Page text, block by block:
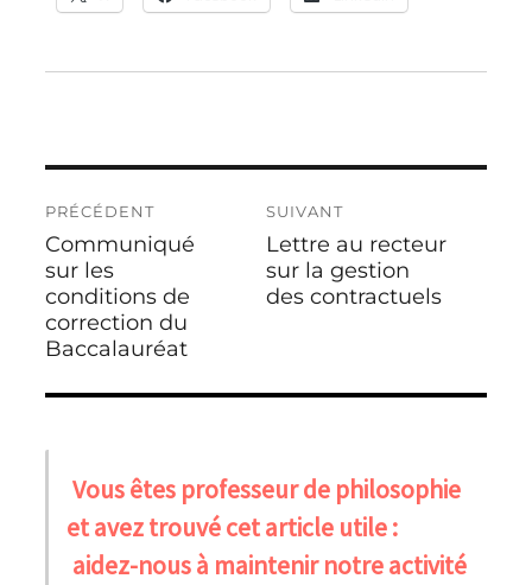
de
l’article
PRÉCÉDENT
Publication
précédente :
Communiqué
sur les
conditions de
correction du
Baccalauréat
SUIVANT
Publication
suivante :
Lettre au recteur
sur la gestion
des contractuels
Vous êtes professeur de philosophie
et avez trouvé cet article utile :
aidez-nous à maintenir notre activité